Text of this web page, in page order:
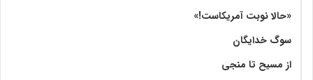
«حالا نوبت آمریکاست!»
سوگ خدایگان
از مسیح تا منجی